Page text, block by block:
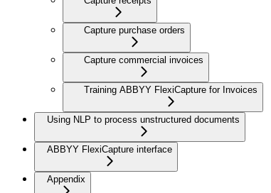
Capture purchase orders
Capture commercial invoices
Training ABBYY FlexiCapture for Invoices
Using NLP to process unstructured documents
ABBYY FlexiCapture interface
Appendix